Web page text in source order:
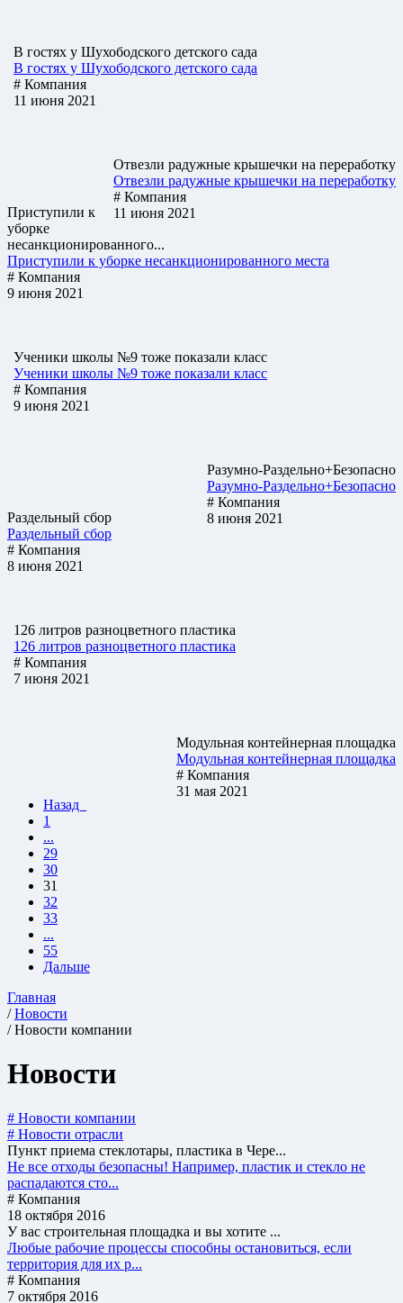
В гостях у Шухободского детского сада
В гостях у Шухободского детского сада
# Компания
11 июня 2021
Отвезли радужные крышечки на переработку
Отвезли радужные крышечки на переработку
# Компания
11 июня 2021
Приступили к
уборке
несанкционированного...
Приступили к уборке несанкционированного места
# Компания
9 июня 2021
Ученики школы №9 тоже показали класс
Ученики школы №9 тоже показали класс
# Компания
9 июня 2021
Разумно-Раздельно+Безопасно
Разумно-Раздельно+Безопасно
# Компания
8 июня 2021
Раздельный сбор
Раздельный сбор
# Компания
8 июня 2021
126 литров разноцветного пластика
126 литров разноцветного пластика
# Компания
7 июня 2021
Модульная контейнерная площадка
Модульная контейнерная площадка
# Компания
31 мая 2021
Назад
1
...
29
30
31
32
33
...
55
Дальше
Главная
/Новости
/ Новости компании
Новости
# Новости компании
# Новости отрасли
Пункт приема стеклотары, пластика в Чере...
Не все отходы безопасны! Например, пластик и стекло не
распадаются сто...
# Компания
18 октября 2016
У вас строительная площадка и вы хотите ...
Любые рабочие процессы способны остановиться, если
территория для их р...
# Компания
7 октября 2016